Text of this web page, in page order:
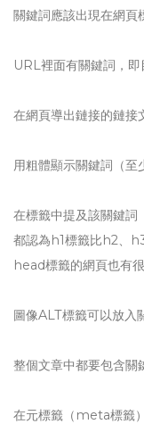
關鍵詞應該出現在網頁
URL裡面有關鍵詞，即
在網頁導出鏈接的鏈接
用粗體顯示關鍵詞（至
在標籤中提及該關鍵
都認為h1標籤比h2、
head標籤的網頁也有
圖像ALT標籤可以放入
整個文章中都要包含關
在元標籤（meta標籤